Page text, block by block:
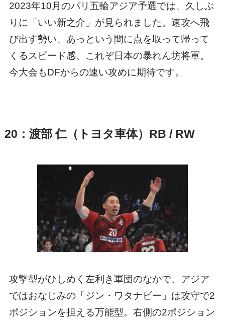
2023年10月のパリ五輪アジア予選では、久しぶ
りに「いい新之介」が見られました。速攻へ飛
び出す勢い、あっという間に点を取って帰って
くるスピード感、これぞ日本の暴れん坊将軍。
今大会もDFからの速い攻めに期待です。
20：渡部 仁（トヨタ車体）RB / RW
攻撃型がひしめく左利き軍団のなかで、アジア
ではおなじみの「ジン・ワタナビー」は攻守で2
ポジションを担える万能型。右側の2ポジション